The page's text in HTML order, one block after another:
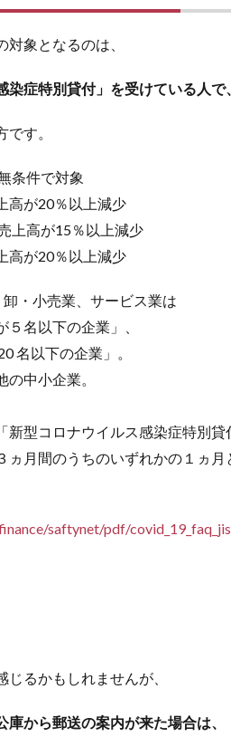
象となるのは、
染症特別貸付」を受けている人で、
す。
条件で対象
高が20％以上減少
上高が15％以上減少
高が20％以上減少
・小売業、サービス業は
５名以下の企業」、
名以下の企業」。
中小企業。
新型コロナウイルス感染症特別貸
ヵ月間のうちのいずれかの１ヵ月
saftynet/pdf/
るかもしれませんが、
から郵送の案内が来た場合は、